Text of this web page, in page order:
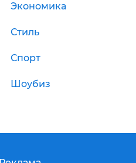
Экономика
Стиль
Спорт
Шоубиз